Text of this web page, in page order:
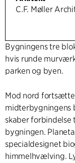
C.F. Møller
Bygningens tre
hvis runde
parken og byen.
Mod nord
midterbygningens
skaber forbindelse
bygningen.
specialdesignet
himmelhvælving.